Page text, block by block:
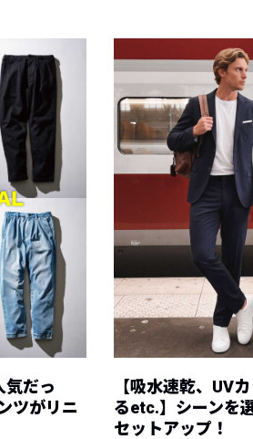
気だっ
ツがリニ
【吸水速乾、UV
るetc.】シーンを
セットアップ！